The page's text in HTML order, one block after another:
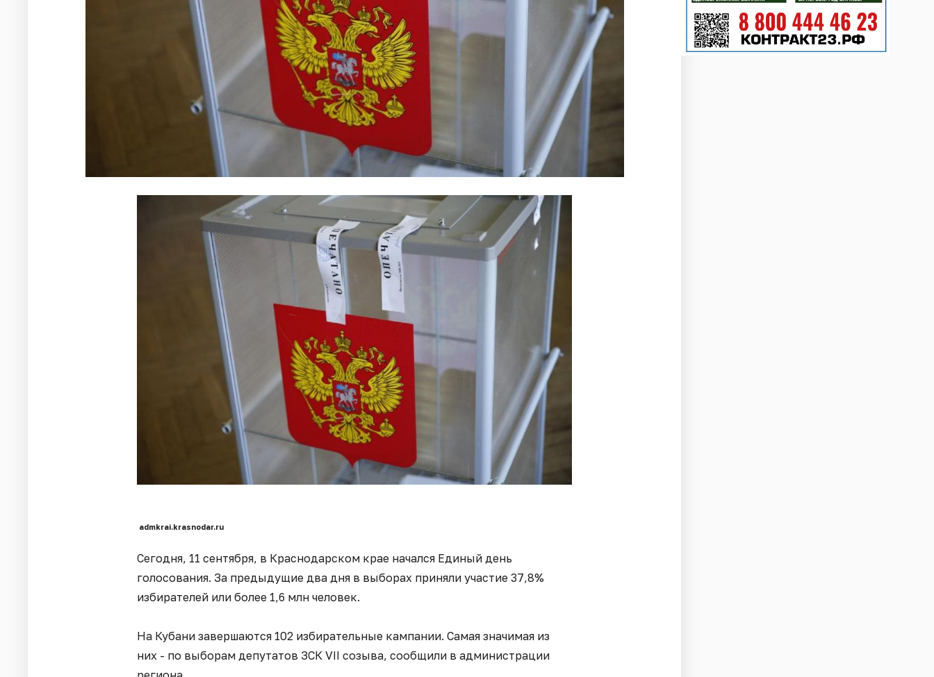
admkrai.krasnodar.ru
Сегодня, 11 сентября, в Краснодарском крае начался Единый день
голосования. За предыдущие два дня в выборах приняли участие 37,8%
избирателей или более 1,6 млн человек.
На Кубани завершаются 102 избирательные кампании. Самая значимая из
них - по выборам депутатов ЗСК VII созыва, сообщили в администрации